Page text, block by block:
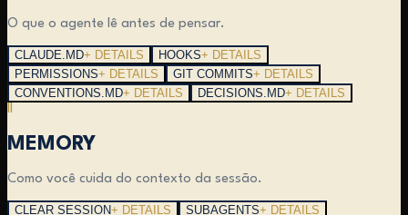
O que o agente lê antes de pensar.
CLAUDE.MD+ DETAILS HOOKS+ DETAILS
PERMISSIONS+ DETAILS GIT COMMITS+ DETAILS
CONVENTIONS.MD+ DETAILS DECISIONS.MD+ DETAILS
MEMORY
Como você cuida do contexto da sessão.
CLEAR SESSION+ DETAILS SUBAGENTS+ DETAILS